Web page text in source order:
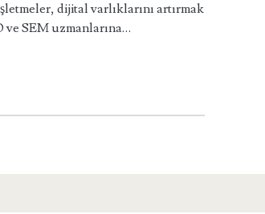
dijital varlıklarını artırmak
SEM uzmanlarına…